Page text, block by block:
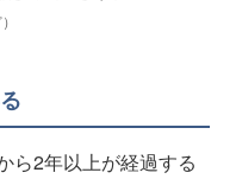
ら2年以上が経過する